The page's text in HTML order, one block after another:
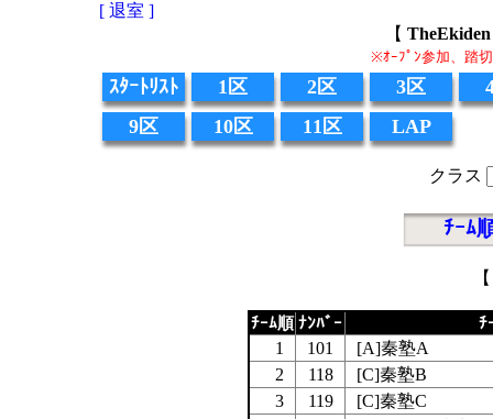
[ 退室 ]
【
※ｵｰﾌﾟﾝ参加、踏
ｽﾀｰﾄﾘｽﾄ 1区 2区 3区
9区
10区 11区 LAP
クラス
ﾁｰﾑ
ﾁｰﾑ順 ﾅﾝﾊﾞｰ ﾁ
1 101
[A]秦塾A
2
118
[C]秦塾B
3
119
[C]秦塾C